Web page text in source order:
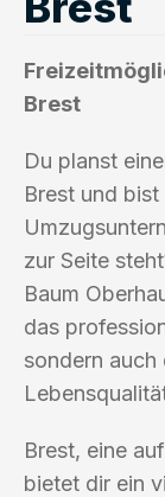
Brest
Du planst
Brest und
zur Seite
Baum
das
sondern auch
Brest, eine
bietet dir ein